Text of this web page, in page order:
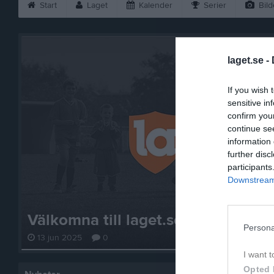
laget.se -
If you wish
sensitive
confirm
continue
information
further
I want
Opted
Start Laget Kalender Serier
Välkomna till laget.se – Här
13 jun 2025 0